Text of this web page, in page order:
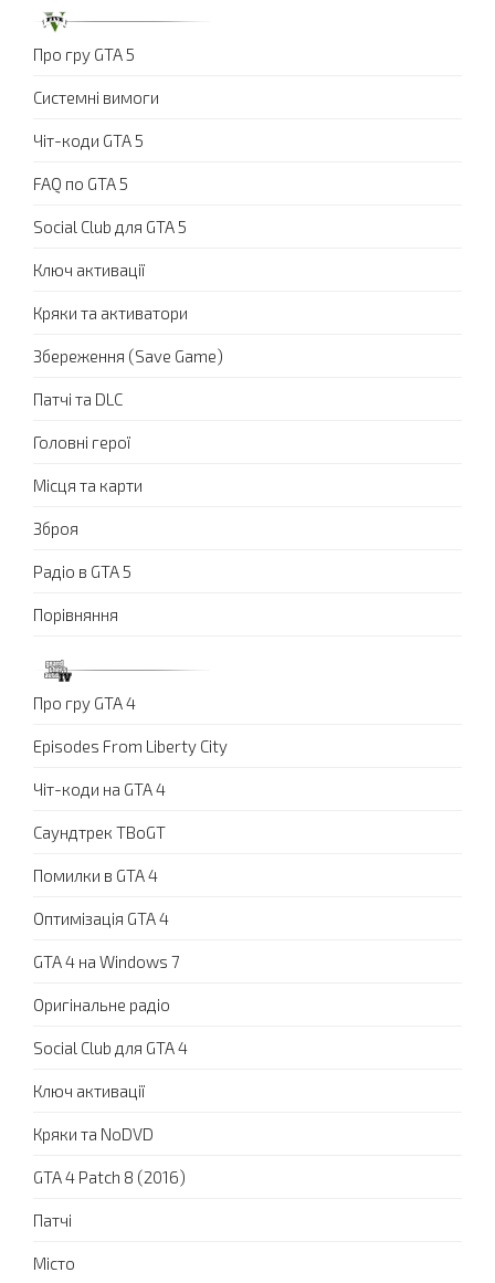
Про гру GTA 5
Системні вимоги
Чіт-коди GTA 5
FAQ по GTA 5
Social Club для GTA 5
Ключ активації
Кряки та активатори
Збереження (Save Game)
Патчі та DLC
Головні герої
Місця та карти
Зброя
Радіо в GTA 5
Порівняння
Про гру GTA 4
Episodes From Liberty City
Чіт-коди на GTA 4
Саундтрек TBoGT
Помилки в GTA 4
Оптимізація GTA 4
GTA 4 на Windows 7
Оригінальне радіо
Social Club для GTA 4
Ключ активації
Кряки та NoDVD
GTA 4 Patch 8 (2016)
Патчі
Місто